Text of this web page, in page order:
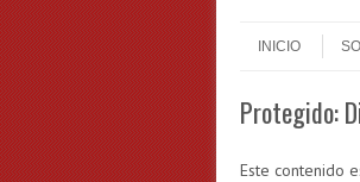
Menu
INICIO
Protegido:
Este contenido